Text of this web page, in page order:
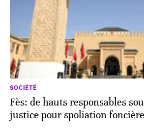
SOCIÉTÉ
Fès: de hauts responsables
justice pour spoliation foncière